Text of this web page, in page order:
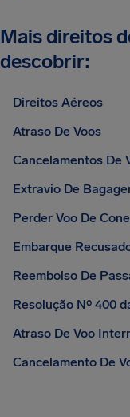
Mais direitos
descobrir:
Direitos Aéreos
Atraso De Voos
Cancelamentos De
Extravio De
Perder Voo De
Embarque
Reembolso De
Resolução Nº 400
Atraso De Voo
Cancelamento De